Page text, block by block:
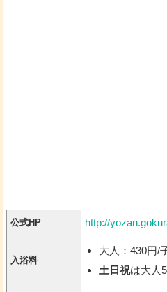
公式HP http://
入浴料
大人：430円/
土日祝は大人